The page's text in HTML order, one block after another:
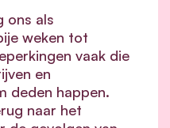
ons als
weken tot
vaak die
en
deden happen.
naar het